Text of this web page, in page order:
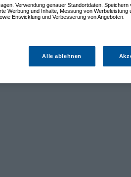
Verwendung genauer Standortdaten. Speichern
Werbung und Inhalte, Messung von Werbeleistung
Entwicklung und Verbesserung von Angeboten.
Alle ablehnen